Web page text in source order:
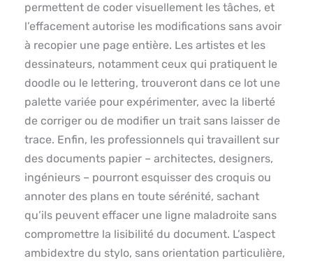
permettent de coder visuellement les tâches, et
l’effacement autorise les modifications sans avoir
à recopier une page entière. Les artistes et les
dessinateurs, notamment ceux qui pratiquent le
doodle ou le lettering, trouveront dans ce lot une
palette variée pour expérimenter, avec la liberté
de corriger ou de modifier un trait sans laisser de
trace. Enfin, les professionnels qui travaillent sur
des documents papier – architectes, designers,
ingénieurs – pourront esquisser des croquis ou
annoter des plans en toute sérénité, sachant
qu’ils peuvent effacer une ligne maladroite sans
compromettre la lisibilité du document. L’aspect
ambidextre du stylo, sans orientation particulière,